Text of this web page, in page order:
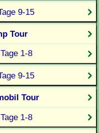
9-15
Tour
1-8
9-15
Tour
1-8